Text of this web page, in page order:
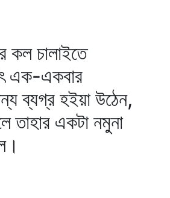
কল চালাইতে
এক-একবার
ব্যগ্র হইয়া উঠেন,
তাহার একটা নমুনা